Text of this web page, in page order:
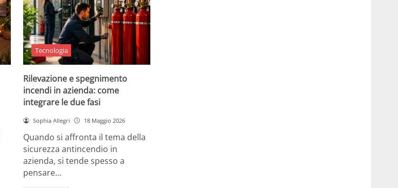
Tecnologia
Rilevazione e spegnimento
incendi in azienda: come
integrare le due fasi
Sophia Allegri 18 Maggio 2026
Quando si affronta il tema della
sicurezza antincendio in
azienda, si tende spesso a
pensare…